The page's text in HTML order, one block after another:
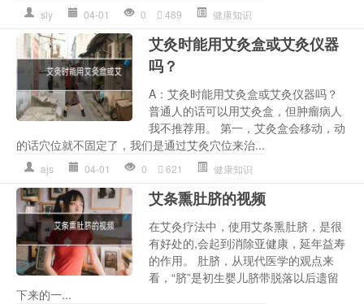
sly 04-01 0 489 健康知识
艾灸时能用艾灸盒或艾灸仪器
吗？
A：艾灸时能用艾灸盒或艾灸仪器吗？
普通人的话可以用艾灸盒，但肿瘤病人
我不推荐用。 第一，艾灸盒会移动，动
的话穴位就不固定了，我们是通过艾灸穴位来治...
ajs 04-01 0 621 健康知识
艾条熏肚脐的视频
在艾灸疗法中，使用艾条熏肚脐，是很
有好处的,会起到消除亚健康，延年益寿
的作用。 肚脐，从现代医学的观点来
看，“脐”是初生婴儿脐带脱落以后遗留
下来的一...